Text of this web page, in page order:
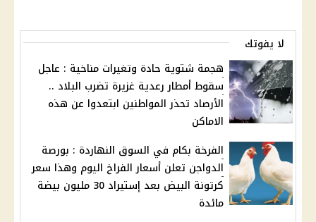
لا يفوتك
هجمة شتوية حادة وتغيرات مناخية : عاجل
سقوط أمطار رعدية غزيرة تضرب البلاد ..
الأرصاد تحذر المواطنين ابتعدوا عن هذه
الاماكن
الفرخة بكام في السوق النهاردة : بورصة
الدواجن تعلن أسعار الفراخ اليوم وهذا سعر
كرتونة البيض بعد إستيراد 30 مليون بيضة
مائدة